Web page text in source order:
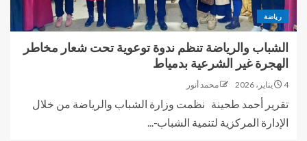
رياضة
الشباب والرياضة تنظم ندوة توعوية تحت شعار مخاطر
الهجرة غير الشرعية بدمياط
4 يناير، 2026 محمد أنور
تقرير أحمد طحينة نظمت وزارة الشباب والرياضة من خلال
الإدارة المركزية لتنمية الشباب-...